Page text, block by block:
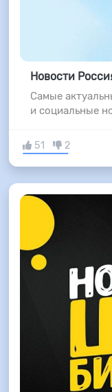
Новости
Самые
и социальные
51 2